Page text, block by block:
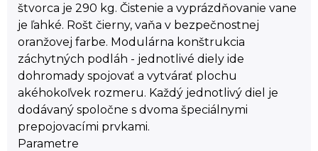
štvorca je 290 kg. Čistenie a vyprázdňovanie vane
je ľahké. Rošt čierny, vaňa v bezpečnostnej
oranžovej farbe. Modulárna konštrukcia
záchytných podláh - jednotlivé diely ide
dohromady spojovať a vytvárať plochu
akéhokoľvek rozmeru. Každý jednotlivý diel je
dodávaný spoločne s dvoma špeciálnymi
prepojovacími prvkami.
Parametre